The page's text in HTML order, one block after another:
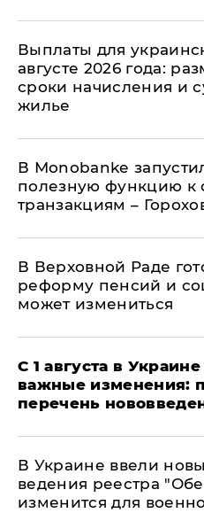
Выплаты для
августе 2026 года:
сроки начисления и
жилье
В Мonobankе
полезную функцию к
транзакциям –
В Верховной Раде
реформу пенсий и
может измениться
С 1 августа в
важные изменения:
перечень
В Украине ввели
ведения реестра
изменится для